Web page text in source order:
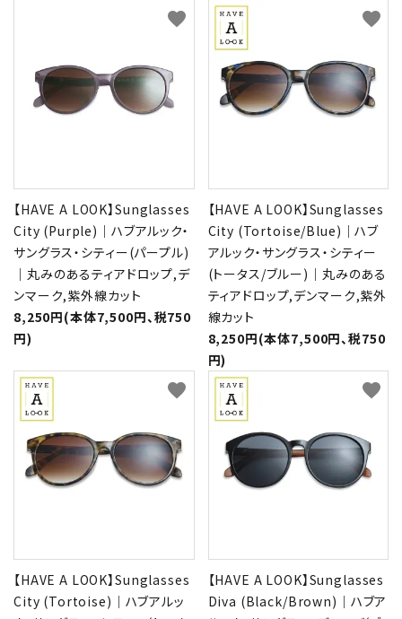
【HAVE A LOOK】Sunglasses
City (Purple)｜ハブアルック・
サングラス・シティー(パープル)
｜丸みのあるティアドロップ,デ
ンマーク,紫外線カット
8,250円(本体7,500円、税750
円)
favorite
【HAVE A LOOK】Sunglasses
City (Tortoise/Blue)｜ハブ
アルック・サングラス・シティー
(トータス/ブルー)｜丸みのある
ティアドロップ,デンマーク,紫外
線カット
8,250円(本体7,500円、税750
円)
favorite
【HAVE A LOOK】Sunglasses
City (Tortoise)｜ハブアルッ
favorite
【HAVE A LOOK】Sunglasses
Diva (Black/Brown)｜ハブア
favorite